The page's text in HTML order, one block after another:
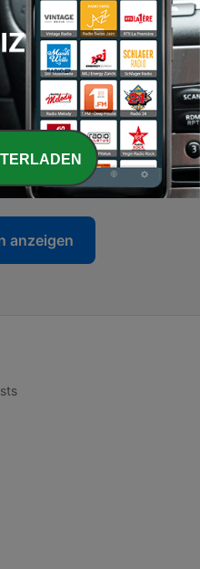
entre philosophie
anzeigen